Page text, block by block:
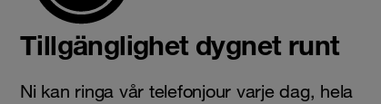
Tillgänglighet dygnet runt
Ni kan ringa vår telefonjour varje dag, hela